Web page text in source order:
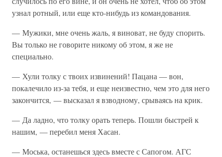
узнал ротный, или еще кто-нибудь из командования.
— Мужики, мне очень жаль, я виноват, не буду спорить.
Вы только не говорите никому об этом, я же не
специально.
— Хули толку с твоих извинений! Пацана — вон,
покалечило из-за тебя, и еще неизвестно, чем это для него
закончится, — высказал я взводному, срываясь на крик.
— Да ладно, что толку орать теперь. Пошли быстрей к
нашим, — перебил меня Хасан.
— Моська, останешься здесь вместе с Сапогом. АГС